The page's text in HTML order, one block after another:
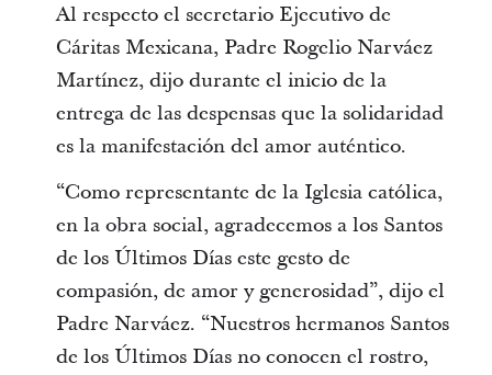
Al respecto el secretario Ejecutivo de
Cáritas Mexicana, Padre Rogelio Narváez
Martínez, dijo durante el inicio de la
entrega de las despensas que la solidaridad
es la manifestación del amor auténtico.
“Como representante de la Iglesia católica,
en la obra social, agradecemos a los Santos
de los Últimos Días este gesto de
compasión, de amor y generosidad”, dijo el
Padre Narváez. “Nuestros hermanos Santos
de los Últimos Días no conocen el rostro,